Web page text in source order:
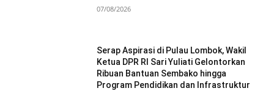
07/08/2026
Serap Aspirasi di Pulau Lombok, Wakil
Ketua DPR RI Sari Yuliati Gelontorkan
Ribuan Bantuan Sembako hingga
Program Pendidikan dan Infrastruktur